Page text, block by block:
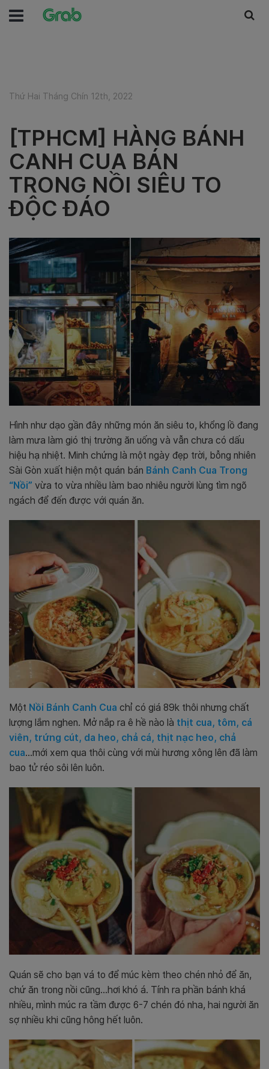
Thứ Hai Tháng Chín 12th, 2022
[TPHCM] HÀNG BÁNH
CANH CUA BÁN
TRONG NỒI SIÊU TO
ĐỘC ĐÁO
Hình như dạo gần đây những món ăn siêu to, khổng lồ đang
làm mưa làm gió thị trường ăn uống và vẫn chưa có dấu
hiệu hạ nhiệt. Minh chứng là một ngày đẹp trời, bỗng nhiên
Sài Gòn xuất hiện một quán bán Bánh Canh Cua Trong
“Nồi” vừa to vừa nhiều làm bao nhiêu người lùng tìm ngõ
ngách để đến được với quán ăn.
Một Nồi Bánh Canh Cua chỉ có giá 89k thôi nhưng chất
lượng lắm nghen. Mở nắp ra ê hề nào là thịt cua, tôm, cá
viên, trứng cút, da heo, chả cá, thịt nạc heo, chả
cua…mới xem qua thôi cùng với mùi hương xông lên đã làm
bao tử réo sôi lên luôn.
Quán sẽ cho bạn vá to để múc kèm theo chén nhỏ để ăn,
chứ ăn trong nồi cũng…hơi khó á. Tính ra phần bánh khá
nhiều, mình múc ra tầm được 6-7 chén đó nha, hai người ăn
sợ nhiều khi cũng hông hết luôn.